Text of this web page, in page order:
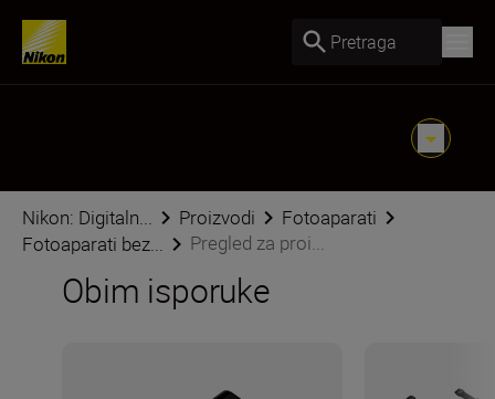
Pretraga
Nikon: Digitaln... Proizvodi
Fotoaparati
Fotoaparati bez...
Pregled za proi...
Obim isporuke